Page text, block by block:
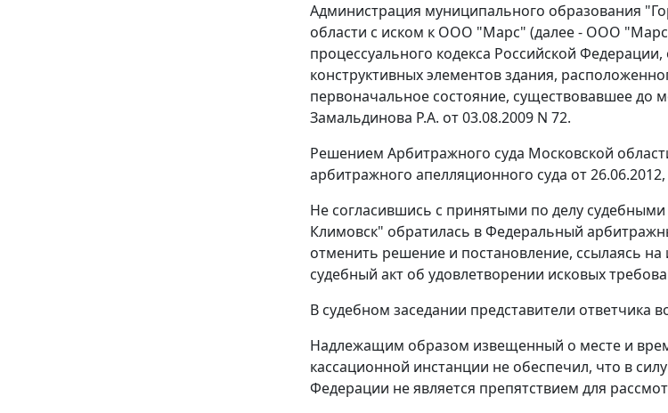
Администрация муниципального образования
области с иском к ООО "Марс" (далее - ООО
процессуального кодекса Российской
конструктивных элементов здания,
первоначальное состояние, существовавшее
Замальдинова Р.А. от 03.08.2009 N 72.
Решением Арбитражного суда Московской
арбитражного апелляционного суда от
Не согласившись с принятыми по делу
Климовск" обратилась в Федеральный
отменить решение и постановление, ссылаясь
судебный акт об удовлетворении исковых
В судебном заседании представители
Надлежащим образом извещенный о месте и
кассационной инстанции не обеспечил, что в силу
Федерации не является препятствием для